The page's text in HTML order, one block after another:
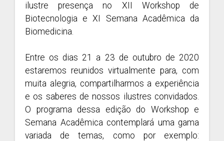
ilustre presença no XII Workshop de
Biotecnologia e XI Semana Acadêmica da
Biomedicina.
Entre os dias 21 a 23 de outubro de 2020
estaremos reunidos virtualmente para, com
muita alegria, compartilharmos a experiência
e os saberes de nossos ilustres convidados.
O programa dessa edição do Workshop e
Semana Acadêmica contemplará uma gama
variada de temas, como por exemplo: